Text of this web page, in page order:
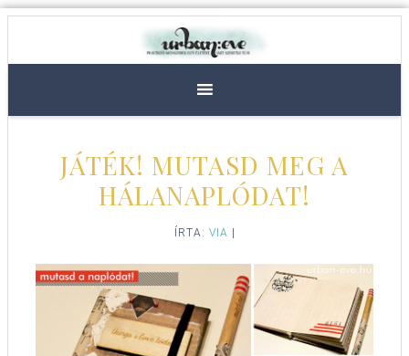
JÁTÉK! MUTASD MEG A
HÁLANAPLÓDAT!
ÍRTA: VIA